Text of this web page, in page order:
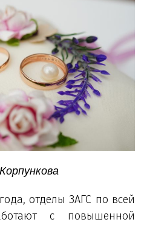
отделы ЗАГС по всей
с повышенной